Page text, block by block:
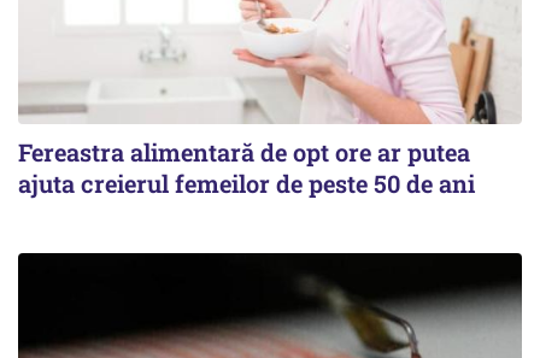
Fereastra alimentară de opt ore ar putea
ajuta creierul femeilor de peste 50 de ani